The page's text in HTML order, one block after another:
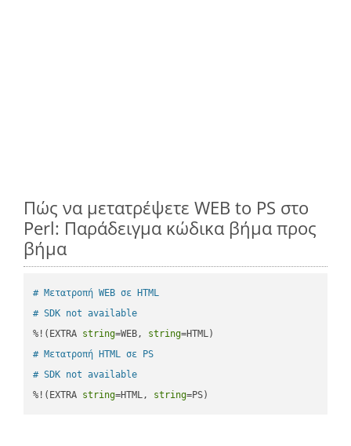
Πώς να μετατρέψετε WEB to PS στο
Perl: Παράδειγμα κώδικα βήμα προς
βήμα
# Μετατροπή WEB σε HTML
# SDK not available
%!(EXTRA string=WEB, string
# Μετατροπή HTML σε PS
# SDK not available
%!(EXTRA string=HTML, string=PS)